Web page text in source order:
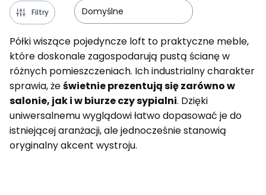
Filtry Domyślne
Półki wiszące pojedyncze loft to praktyczne meble,
które doskonale zagospodarują pustą ścianę w
różnych pomieszczeniach. Ich industrialny charakter
sprawia, żeświetnie prezentują się zarówno w
salonie, jak i w biurze czy sypialni. Dzięki
uniwersalnemu wyglądowi łatwo dopasować je do
istniejącej aranżacji, ale jednocześnie stanowią
oryginalny akcent wystroju.